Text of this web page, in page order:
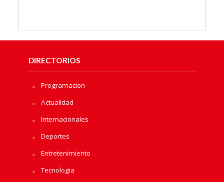
DIRECTORIOS
Programacion
Actualidad
Internacionales
Deportes
Entretenimiento
Tecnologia